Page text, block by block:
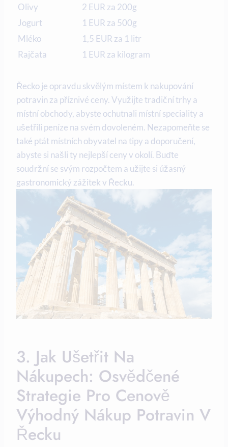
Olivy
2 EUR za 200g
Jogurt
1 EUR za 500g
Mléko
1,5 EUR za 1 litr
Rajčata
1 EUR za kilogram
Řecko je opravdu skvělým místem k nakupování
potravin za příznivé ceny. Využijte tradiční trhy a
místní obchody, abyste ochutnali místní speciality a
ušetřili peníze na svém dovoleném. Nezapomeňte se
také ptát místních obyvatel na tipy a doporučení,
abyste si našli ty nejlepší ceny v okolí. Buďte
soudržní se svým rozpočtem a užijte si úžasný
gastronomický zážitek v Řecku.
3. Jak Ušetřit Na
Nákupech: Osvědčené
Strategie Pro Cenově
Výhodný Nákup Potravin V
Řecku